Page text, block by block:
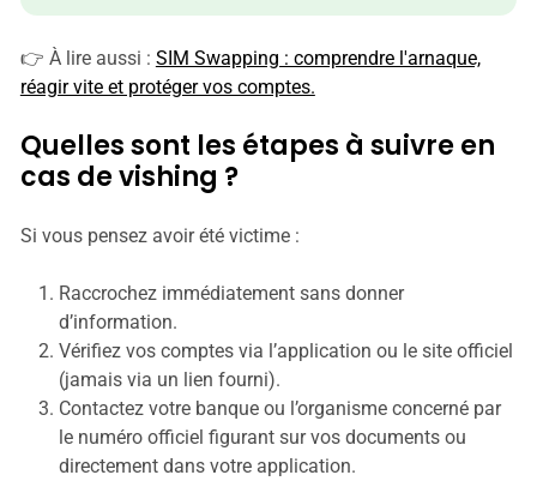
👉 À lire aussi : SIM Swapping : comprendre l'arnaque,
réagir vite et protéger vos comptes.
Quelles sont les étapes à suivre en
cas de vishing ?
Si vous pensez avoir été victime :
Raccrochez immédiatement sans donner
d’information.
Vérifiez vos comptes via l’application ou le site officiel
(jamais via un lien fourni).
Contactez votre banque ou l’organisme concerné par
le numéro officiel figurant sur vos documents ou
directement dans votre application.